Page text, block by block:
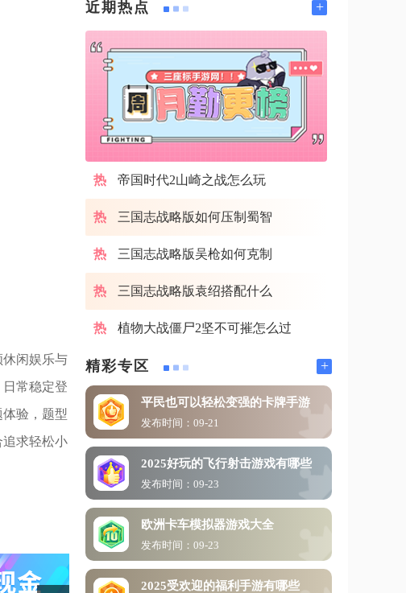
闲娱乐与
常稳定登
验，题型
求轻松小
近期热点 +
帝国时代2山崎之战怎么玩
三国志战略版如何压制蜀智
三国志战略版吴枪如何克制
三国志战略版袁绍搭配什么
植物大战僵尸2坚不可摧怎么过
精彩专区 +
平民也可以轻松变强的卡牌手游
发布时间：09-21
2025好玩的飞行射击游戏有哪些
发布时间：09-23
欧洲卡车模拟器游戏大全
发布时间：09-23
2025受欢迎的福利手游有哪些